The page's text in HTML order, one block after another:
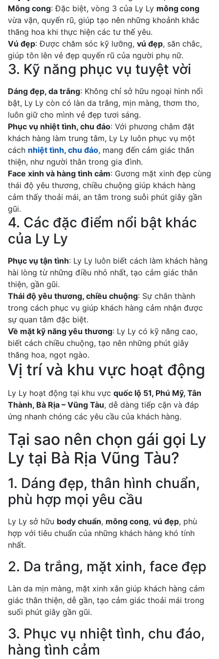
Mông cong: Đặc biệt, vòng 3 của Ly Ly mông cong
vừa vặn, quyến rũ, giúp tạo nên những khoảnh khắc
thăng hoa khi thực hiện các tư thế yêu.
Vú đẹp: Được chăm sóc kỹ lưỡng, vú đẹp, săn chắc,
giúp tôn lên vẻ đẹp quyến rũ của người phụ nữ.
3. Kỹ năng phục vụ tuyệt vời
Dáng đẹp, da trắng: Không chỉ sở hữu ngoại hình nổi
bật, Ly Ly còn có làn da trắng, mịn màng, thơm tho,
luôn giữ cho mình vẻ đẹp tươi sáng.
Phục vụ nhiệt tình, chu đáo: Với phương châm đặt
khách hàng làm trung tâm, Ly Ly luôn phục vụ một
cách nhiệt tình, chu đáo, mang đến cảm giác thân
thiện, như người thân trong gia đình.
Face xinh và hàng tình cảm: Gương mặt xinh đẹp cùng
thái độ yêu thương, chiều chuộng giúp khách hàng
cảm thấy thoải mái, an tâm trong suỗi phút giây gần
gũi.
4. Các đặc điểm nổi bật khác
của Ly Ly
Phục vụ tận tình: Ly Ly luôn biết cách làm khách hàng
hài lòng từ những điều nhỏ nhất, tạo cảm giác thân
thiện, gần gũi.
Thái độ yêu thương, chiều chuộng: Sự chân thành
trong cách phục vụ giúp khách hàng cảm nhận được
sự quan tâm đặc biệt.
Về mặt kỹ năng yêu thương: Ly Ly có kỹ năng cao,
biết cách chiều chuộng, tạo nên những phút giây
thăng hoa, ngọt ngào.
Vị trí và khu vực hoạt động
Ly Ly hoạt động tại khu vực quốc lộ 51, Phú Mỹ, Tân
Thành, Bà Rịa – Vũng Tàu, dễ dàng tiếp cận và đáp
ứng nhanh chóng các yêu cầu của khách hàng.
Tại sao nên chọn gái gọi Ly
Ly tại Bà Rịa Vũng Tàu?
1. Dáng đẹp, thân hình chuẩn,
phù hợp mọi yêu cầu
Ly Ly sở hữu body chuẩn, mông cong, vú đẹp, phù
hợp với tiêu chuẩn của những khách hàng khó tính
nhất.
2. Da trắng, mặt xinh, face đẹp
Làn da mịn màng, mặt xinh xắn giúp khách hàng cảm
giác thân thiện, dễ gần, tạo cảm giác thoải mái trong
suối phút giây gần gũi.
3. Phục vụ nhiệt tình, chu đáo,
hàng tình cảm